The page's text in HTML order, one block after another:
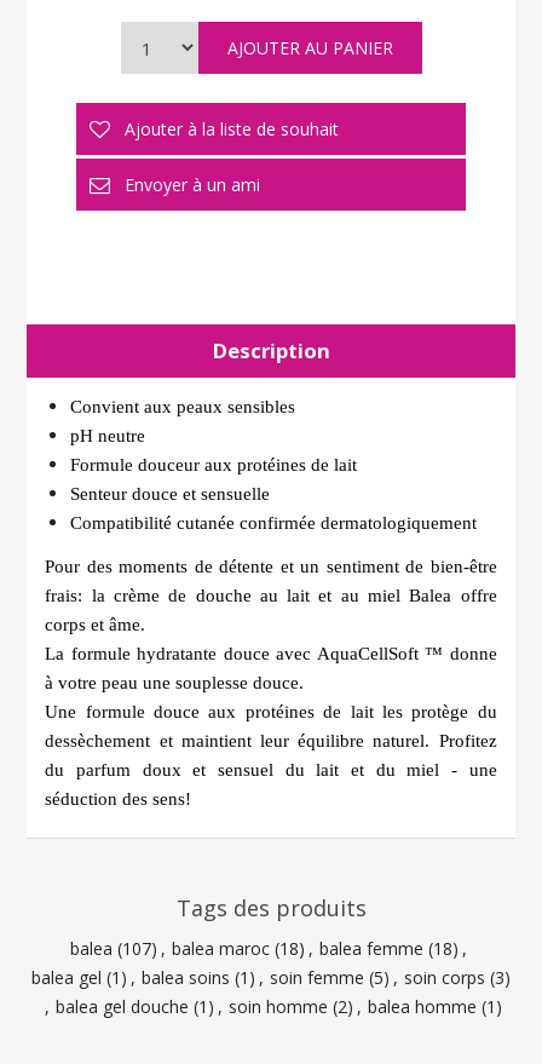
Description
Convient aux peaux sensibles
pH neutre
Formule douceur aux protéines de lait
Senteur douce et sensuelle
Compatibilité cutanée confirmée dermatologiquement
Pour des moments de détente et un sentiment de bien-être
frais: la crème de douche au lait et au miel Balea offre
corps et âme.
La formule hydratante douce avec AquaCellSoft ™ donne
à votre peau une souplesse douce.
Une formule douce aux protéines de lait les protège du
dessèchement et maintient leur équilibre naturel. Profitez
du parfum doux et sensuel du lait et du miel - une
séduction des sens!
Tags des produits
balea (107) , balea maroc (18) , balea femme (18) ,
balea gel (1) , balea soins (1) , soin femme (5) , soin corps (3)
, balea gel douche (1) , soin homme (2) , balea homme (1)